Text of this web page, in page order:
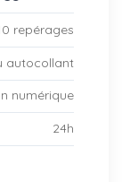
repérages
autocollant
numérique
24h